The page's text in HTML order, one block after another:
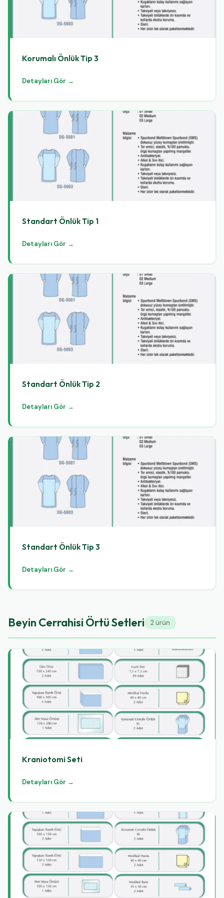
Korumalı Önlük Tip 3
Detayları Gör →
Standart Önlük Tip 1
Detayları Gör →
Standart Önlük Tip 2
Detayları Gör →
Standart Önlük Tip 3
Detayları Gör →
Beyin Cerrahisi Örtü Setleri 2 ürün
Kraniotomi Seti
Detayları Gör →